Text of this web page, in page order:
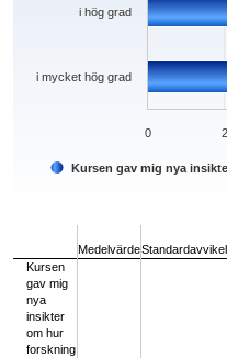
Kursen gav mig nya
i mycket hög grad
i hög grad
0 2
Medelvärde
Kursen
gav mig
nya
insikter
om hur
forskning